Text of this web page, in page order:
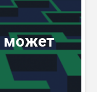
может